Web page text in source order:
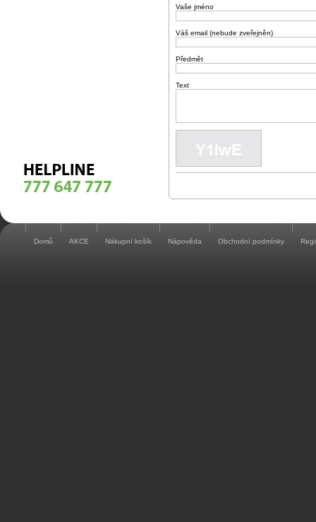
Vaše jméno
Váš email (nebude zveřejněn)
Předmět
Text
Domů AKCE Nákupní košík Nápověda Obchodní podmínky